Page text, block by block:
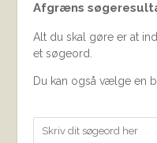
Afgræns
Alt du skal gøre er at
et søgeord.
Du kan også vælge en